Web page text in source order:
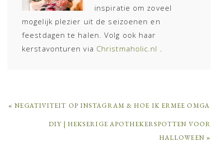
inspiratie om zoveel
mogelijk plezier uit de seizoenen en
feestdagen te halen. Volg ook haar
kerstavonturen via Christmaholic.nl .
PREVIOUS
« NEGATIVITEIT OP INSTAGRAM & HOE IK ERMEE OMGA
NEXT
DIY | HEKSERIGE APOTHEKERSPOTTEN VOOR
HALLOWEEN »